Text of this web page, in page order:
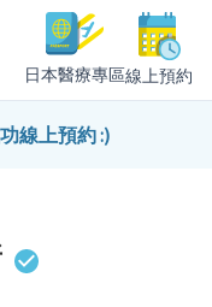
日本醫療專區線上預約
線上預約 :)